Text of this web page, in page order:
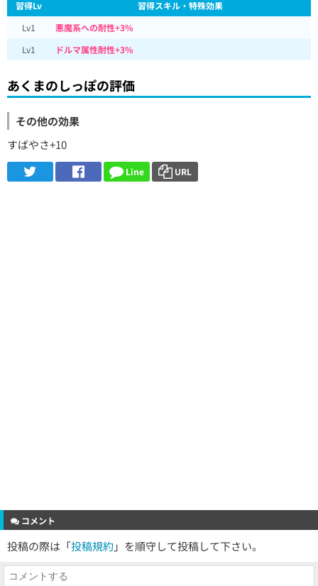
習得Lv
習得スキル・特殊効果
Lv1
悪魔系への耐性+3%
Lv1
ドルマ属性耐性+3%
あくまのしっぽの評価
その他の効果
すばやさ+10
Line URL
コメント
投稿の際は「投稿規約 」を順守して投稿して下さい。